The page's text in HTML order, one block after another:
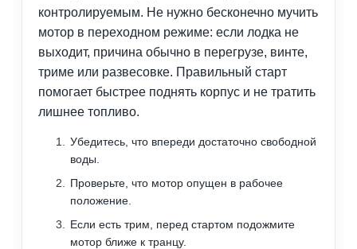
контролируемым. Не нужно бесконечно мучить
мотор в переходном режиме: если лодка не
выходит, причина обычно в перегрузе, винте,
триме или развесовке. Правильный старт
помогает быстрее поднять корпус и не тратить
лишнее топливо.
Убедитесь, что впереди достаточно свободной
воды.
Проверьте, что мотор опущен в рабочее
положение.
Если есть трим, перед стартом подожмите
мотор ближе к транцу.